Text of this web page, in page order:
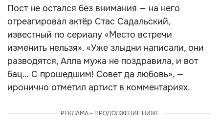
Пост не остался без внимания — на него
отреагировал актёр Стас Садальский,
известный по сериалу «Место встречи
изменить нельзя». «Уже злыдни написали, они
разводятся, Алла мужа не поздравила, и вот
бац… С прошедшим! Совет да любовь», —
иронично отметил артист в комментариях.
РЕКЛАМА - ПРОДОЛЖЕНИЕ НИЖЕ